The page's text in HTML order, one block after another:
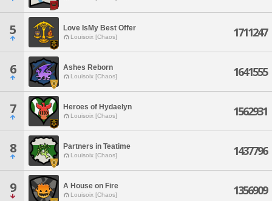
5 Love IsMy Best Offer
Louisoix [Chaos] 1711247
6 Ashes Reborn
Louisoix [Chaos] 1641555
7 Heroes of Hydaelyn
Louisoix [Chaos] 1562931
8 Partners in Teatime
Louisoix [Chaos] 1437796
9 A House on Fire
Louisoix [Chaos] 1356909